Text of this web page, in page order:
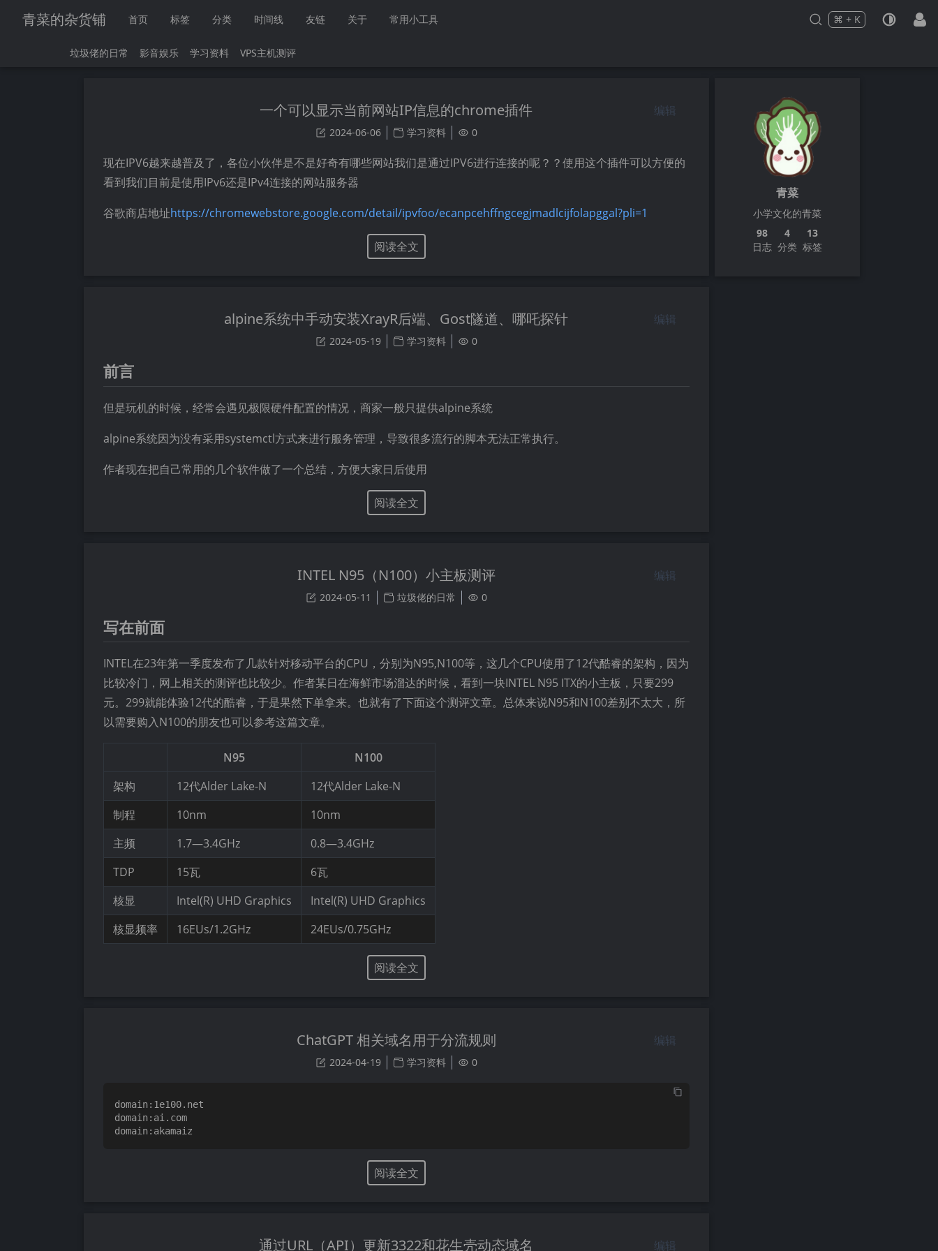
青菜的杂货铺 首页 标签 分类 时间线 友链 关于 常用小工具 Press
⌘ +
and K
to search
垃圾佬的日常 影音娱乐 学习资料 VPS主机测评
一个可以显示当前网站IP信息的chrome插件 编辑
2024-06-06 学习资料 0
现在IPV6越来越普及了，各位小伙伴是不是好奇有哪些网站我们是通过IPV6进行连接的呢？？使用这个插件可以方便的
看到我们目前是使用IPv6还是IPv4连接的网站服务器
谷歌商店地址https://chromewebstore.google.com/detail/ipvfoo/ecanpcehffngcegjmadlcijfolapggal?pli=1
阅读全文
alpine系统中手动安装XrayR后端、Gost隧道、哪吒探针 编辑
2024-05-19 学习资料 0
前言
但是玩机的时候，经常会遇见极限硬件配置的情况，商家一般只提供alpine系统
alpine系统因为没有采用systemctl方式来进行服务管理，导致很多流行的脚本无法正常执行。
作者现在把自己常用的几个软件做了一个总结，方便大家日后使用
阅读全文
INTEL N95（N100）小主板测评 编辑
2024-05-11 垃圾佬的日常 0
写在前面
INTEL在23年第一季度发布了几款针对移动平台的CPU，分别为N95,N100等，这几个CPU使用了12代酷睿的架构，因为
比较冷门，网上相关的测评也比较少。作者某日在海鲜市场溜达的时候，看到一块INTEL N95 ITX的小主板，只要299
元。299就能体验12代的酷睿，于是果然下单拿来。也就有了下面这个测评文章。总体来说N95和N100差别不太大，所
以需要购入N100的朋友也可以参考这篇文章。
N95
N100
架构
12代Alder Lake-N
12代Alder Lake-N
制程
10nm
10nm
主频
1.7—3.4GHz
0.8—3.4GHz
TDP
15瓦
6瓦
核显
Intel(R) UHD Graphics
Intel(R) UHD Graphics
核显频率
16EUs/1.2GHz 24EUs/0.75GHz
阅读全文
ChatGPT 相关域名用于分流规则 编辑
2024-04-19 学习资料 0
domain:1e100.net
domain:ai.com
阅读全文
通过URL（API）更新3322和花生壳动态域名 编辑
青菜
小学文化的青菜
98
日志
4
分类
13
标签